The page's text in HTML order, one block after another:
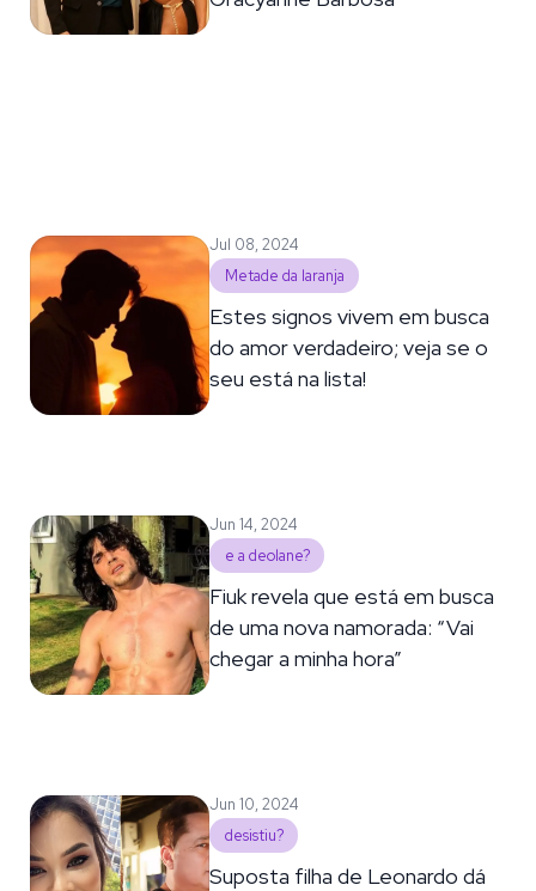
Jul 08, 2024
Metade da laranja
Estes signos vivem em busca
do amor verdadeiro; veja se o
seu está na lista!
Jun 14, 2024
e a deolane?
Fiuk revela que está em busca
de uma nova namorada: “Vai
chegar a minha hora”
Jun 10, 2024
desistiu?
Suposta filha de Leonardo dá